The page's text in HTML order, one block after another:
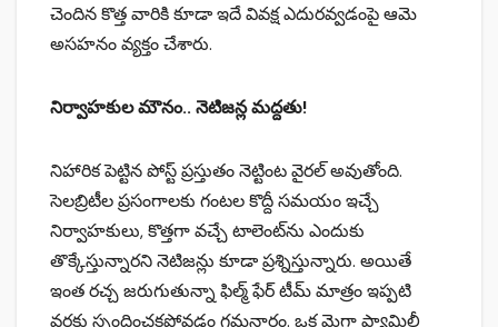
చెందిన కొత్త వారికి కూడా ఇదే వివక్ష ఎదురవ్వడంపై ఆమె
అసహనం వ్యక్తం చేశారు.
నిర్వాహకుల మౌనం.. నెటిజన్ల మద్దతు!
నిహారిక పెట్టిన పోస్ట్ ప్రస్తుతం నెట్టింట వైరల్ అవుతోంది.
సెలబ్రిటీల ప్రసంగాలకు గంటల కొద్దీ సమయం ఇచ్చే
నిర్వాహకులు, కొత్తగా వచ్చే టాలెంట్‌ను ఎందుకు
తొక్కేస్తున్నారని నెటిజన్లు కూడా ప్రశ్నిస్తున్నారు. అయితే
ఇంత రచ్చ జరుగుతున్నా ఫిల్మ్ ఫేర్ టీమ్ మాత్రం ఇప్పటి
వరకు స్పందించకపోవడం గమనార్హం. ఒక మెగా ఫ్యామిలీ